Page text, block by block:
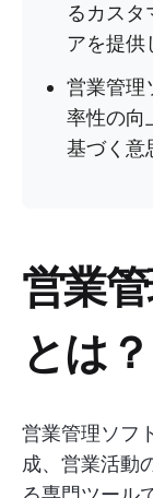
るカスタ
アを提供
営業管理
率性の向
基づく意
営業
とは？
営業管理ソフ
成、営業活動